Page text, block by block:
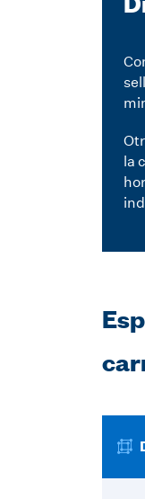
la